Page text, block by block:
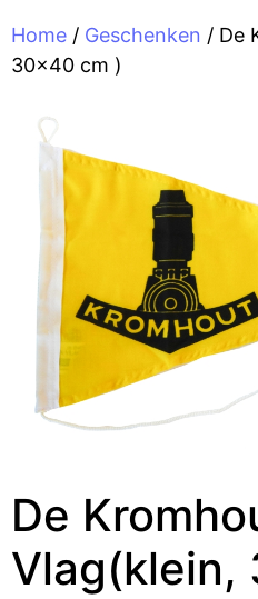
Home / Geschenken / De
30×40 cm )
De
Vlag(klein,